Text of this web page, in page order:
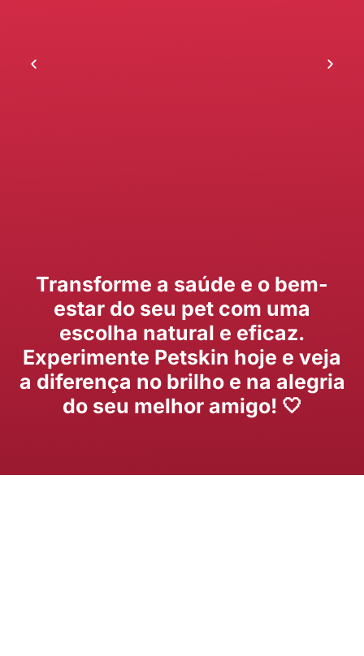
Transforme a saúde e o bem-
estar do seu pet com uma
escolha natural e eficaz.
Experimente Petskin hoje e veja
a diferença no brilho e na alegria
do seu melhor amigo! 🤍